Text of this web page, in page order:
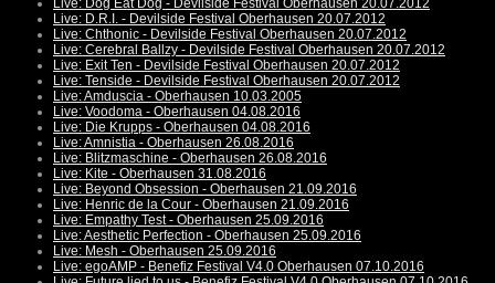
Live: Dog Eat Dog - Devilside Festival Oberhausen 20.07.2012
Live: D.R.I. - Devilside Festival Oberhausen 20.07.2012
Live: Chthonic - Devilside Festival Oberhausen 20.07.2012
Live: Cerebral Ballzy - Devilside Festival Oberhausen 20.07.2012
Live: Exit Ten - Devilside Festival Oberhausen 20.07.2012
Live: Tenside - Devilside Festival Oberhausen 20.07.2012
Live: Amduscia - Oberhausen 10.03.2005
Live: Voodoma - Oberhausen 04.08.2016
Live: Die Krupps - Oberhausen 04.08.2016
Live: Amnistia - Oberhausen 26.08.2016
Live: Blitzmaschine - Oberhausen 26.08.2016
Live: Kite - Oberhausen 31.08.2016
Live: Beyond Obsession - Oberhausen 21.09.2016
Live: Henric de la Cour - Oberhausen 21.09.2016
Live: Empathy Test - Oberhausen 25.09.2016
Live: Aesthetic Perfection - Oberhausen 25.09.2016
Live: Mesh - Oberhausen 25.09.2016
Live: egoAMP - Benefiz Festival V4.0 Oberhausen 07.10.2016